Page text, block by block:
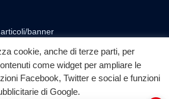
banner
f ◎ ▶
cookie, anche di terze parti, per
come widget per ampliare le
Facebook, Twitter e social e funzioni
di Google.